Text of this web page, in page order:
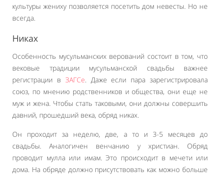
культуры жениху позволяется посетить дом невесты. Но не
всегда.
Никах
Особенность мусульманских верований состоит в том, что
вековые традиции мусульманской свадьбы важнее
регистрации в ЗАГСе. Даже если пара зарегистрировала
союз, по мнению родственников и общества, они еще не
муж и жена. Чтобы стать таковыми, они должны совершить
давний, прошедший века, обряд никах.
Он проходит за неделю, две, а то и 3-5 месяцев до
свадьбы. Аналогичен венчанию у христиан. Обряд
проводит мулла или имам. Это происходит в мечети или
дома. На обряде должно присутствовать как можно больше